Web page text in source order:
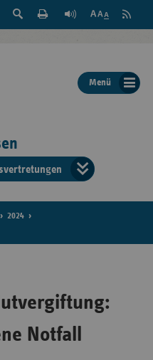
Suche
der
Seite
Feed
Menü
der
2024
Notfall